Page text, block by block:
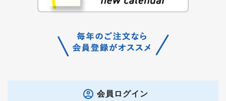
会員ログイン